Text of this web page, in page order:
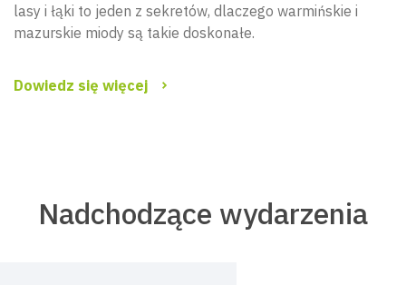
lasy i łąki to jeden z sekretów, dlaczego warmińskie i
mazurskie miody są takie doskonałe.
Dowiedz się więcej
Nadchodzące wydarzenia